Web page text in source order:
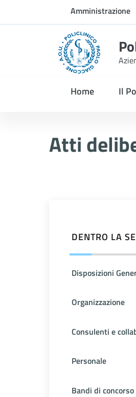
Skip to Main ContentAmministrazione
trasparente
Home Il
Atti
DENTRO LA
Disposizioni
Organizzazione
Consulenti e
Personale
Bandi di concorso